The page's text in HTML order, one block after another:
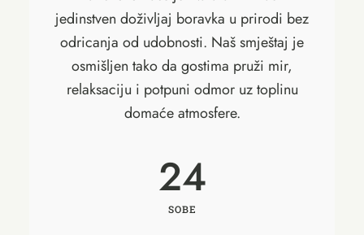
jedinstven doživljaj boravka u prirodi bez
odricanja od udobnosti. Naš smještaj je
osmišljen tako da gostima pruži mir,
relaksaciju i potpuni odmor uz toplinu
domaće atmosfere.
SOBE
24